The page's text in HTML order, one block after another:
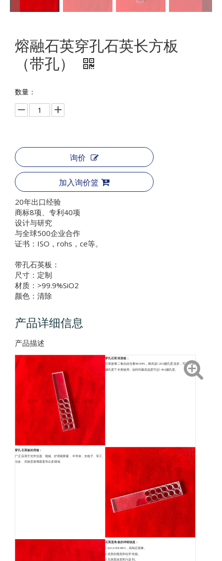
熔融石英穿孔石英长方板
（带孔）
数量：
询价
加入询价篮
20年出口经验
商标8项、专利40项
设计与研究
与全球500企业合作
证书：ISO，rohs，ce等。
带孔石英板：
尺寸：定制
材质：>99.9%SiO2
颜色：清除
产品详细信息
产品描述
穿孔石英矩形板：
石英玻璃二氧化硅含量99.99%，耐高温1200摄氏度温变，可在1100
摄氏度下长期使用，短时间最高温度可达1450摄氏度。
穿孔石英板的用途：
广泛应用于光学仪器、视镜、炉用观察窗、半导体、光电子、军工、
冶金、实验室玻璃器皿等众多领域。
石英直角板的详细信息：
1.SiO2>99.99%，高纯石英棒。
2.优异的视觉和化学性能。
3.无表面涂层和污染剂。